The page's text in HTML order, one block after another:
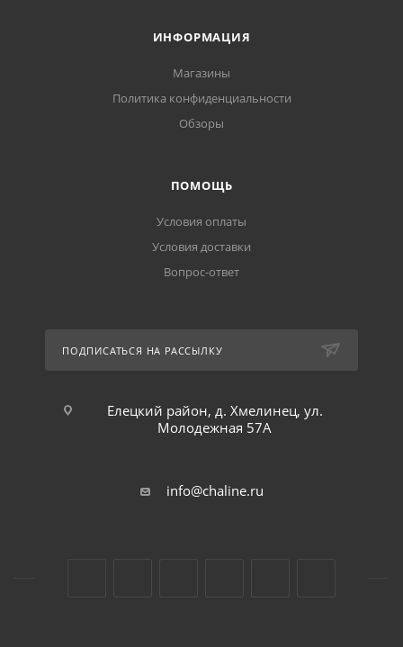
ИНФОРМАЦИЯ
Магазины
Политика конфиденциальности
Обзоры
ПОМОЩЬ
Условия оплаты
Условия доставки
Вопрос-ответ
ПОДПИСАТЬСЯ НА РАССЫЛКУ
Елецкий район, д. Хмелинец, ул.
Молодежная 57А
info@chaline.ru